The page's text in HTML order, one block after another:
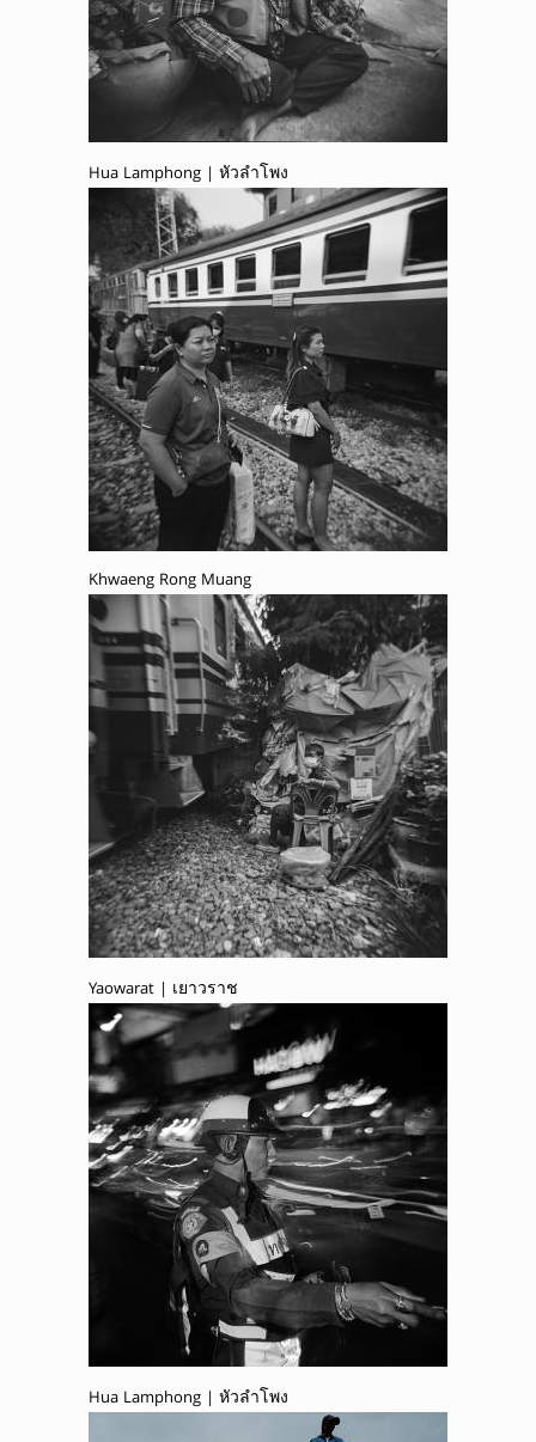
Hua Lamphong | หัวลำโพง
Khwaeng Rong Muang
Yaowarat | เยาวราช
Hua Lamphong | หัวลำโพง